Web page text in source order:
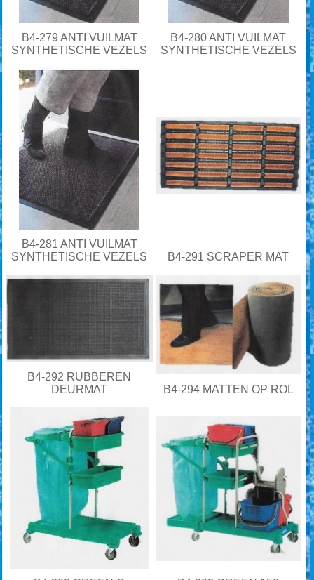
B4-279 ANTI VUILMAT
SYNTHETISCHE VEZELS
B4-280 ANTI VUILMAT
SYNTHETISCHE VEZELS
B4-281 ANTI VUILMAT
SYNTHETISCHE VEZELS
B4-291 SCRAPER MAT
B4-292 RUBBEREN
DEURMAT
B4-294 MATTEN OP ROL